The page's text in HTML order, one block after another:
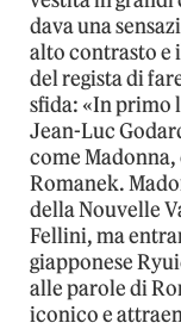
dava una
alto contrasto e
del regista di
sfida: «In primo
Jean-Luc
come
Romanek.
della Nouvelle
Fellini, ma
giapponese
alle parole di
iconico e